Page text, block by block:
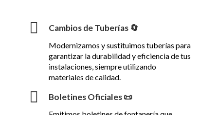
Cambios de Tuberías 🔄
Modernizamos y sustituimos tuberías para
garantizar la durabilidad y eficiencia de tus
instalaciones, siempre utilizando
materiales de calidad.
Boletines Oficiales 📜